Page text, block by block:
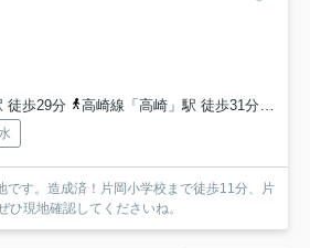
徒歩29分
高崎線「高崎」駅 徒歩31分
です。造成済！片岡小学校まで徒歩11分、片
ひ現地確認してくださいね。